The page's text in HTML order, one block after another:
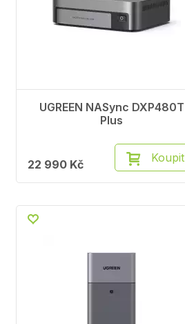
UGREEN NASync DXP480T
Plus
22 990 Kč Koupit